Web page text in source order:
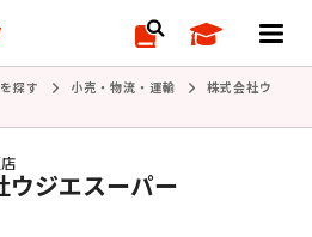
探す 小売・物流・運輸
株式会社ウ
ウジエスーパー